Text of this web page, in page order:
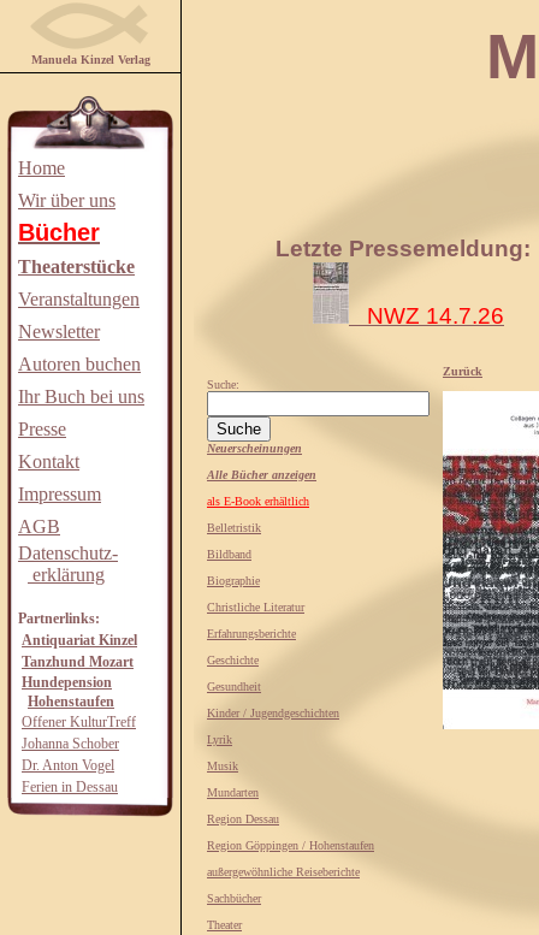
Manuela Kinzel Verlag
Home
Wir über uns
Bücher
Theaterstücke
Veranstaltungen
Newsletter
Autoren buchen
Ihr Buch bei uns
Presse
Kontakt
Impressum
AGB
Datenschutz-
erklärung
Partnerlinks:
Antiquariat Kinzel
Tanzhund Mozart
Hundepension
Hohenstaufen
Offener KulturTreff
Johanna Schober
Dr. Anton Vogel
Ferien in Dessau
Letzte Pressemeldung:
NWZ 14.7.26
Suche:
Neuerscheinungen
Alle Bücher anzeigen
als E-Book erhältlich
Belletristik
Bildband
Biographie
Christliche Literatur
Erfahrungsberichte
Geschichte
Gesundheit
Kinder / Jugendgeschichten
Lyrik
Musik
Mundarten
Region Dessau
Region Göppingen / Hohenstaufen
außergewöhnliche Reiseberichte
Sachbücher
Theater
Zurück